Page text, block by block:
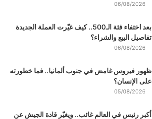
06/08/2026
بعد اختفاء فئة الـ500.. كيف غيّرت العملة الجديدة
تفاصيل البيع والشراء؟
06/08/2026
ظهور فيروس غامض في جنوب ألمانيا.. فما خطورته
على الإنسان؟
05/08/2026
أكبر رئيس في العالم غائب.. ويغيّر قادة الجيش عن